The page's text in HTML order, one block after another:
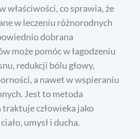
właściwości, co sprawia, że
w leczeniu różnorodnych
dobrana
może pomóc w łagodzeniu
redukcji bólu głowy,
a nawet w wspieraniu
Jest to metoda
człowieka jako
umysł i ducha.